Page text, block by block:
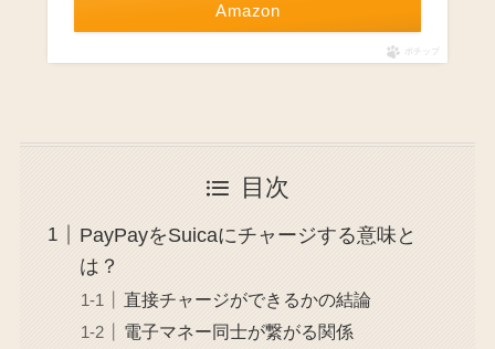
Amazon
ポチップ
目次
PayPayをSuicaにチャージする意味と
は？
直接チャージができるかの結論
電子マネー同士が繋がる関係